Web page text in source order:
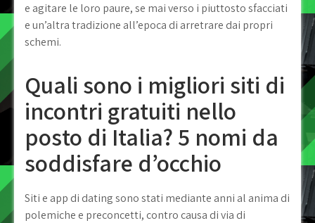
e agitare le loro paure, se mai verso i piuttosto sfacciati
e un’altra tradizione all’epoca di arretrare dai propri
schemi.
Quali sono i migliori siti di
incontri gratuiti nello
posto di Italia? 5 nomi da
soddisfare d’occhio
Siti e app di dating sono stati mediante anni al anima di
polemiche e preconcetti, contro causa di via di